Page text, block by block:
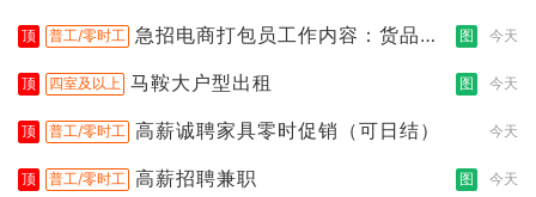
顶 普工/零时工 急招电商打包员工作内容：货品分
图 今天
顶 四室及以上 马鞍大户型出租 图 今天
顶 普工/零时工 高薪诚聘家具零时促销（可日结） 今天
顶 普工/零时工 高薪招聘兼职 图 今天